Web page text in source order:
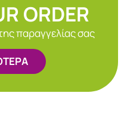
ORDER
παραγγελίας σας